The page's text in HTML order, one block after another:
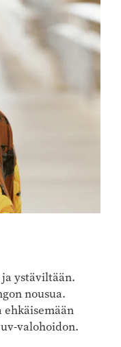
ystäviltään.
nousua.
valohoidon.